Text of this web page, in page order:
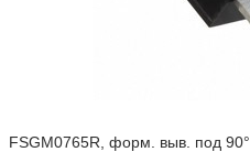
FSGM0765R, форм. выв. под 90°